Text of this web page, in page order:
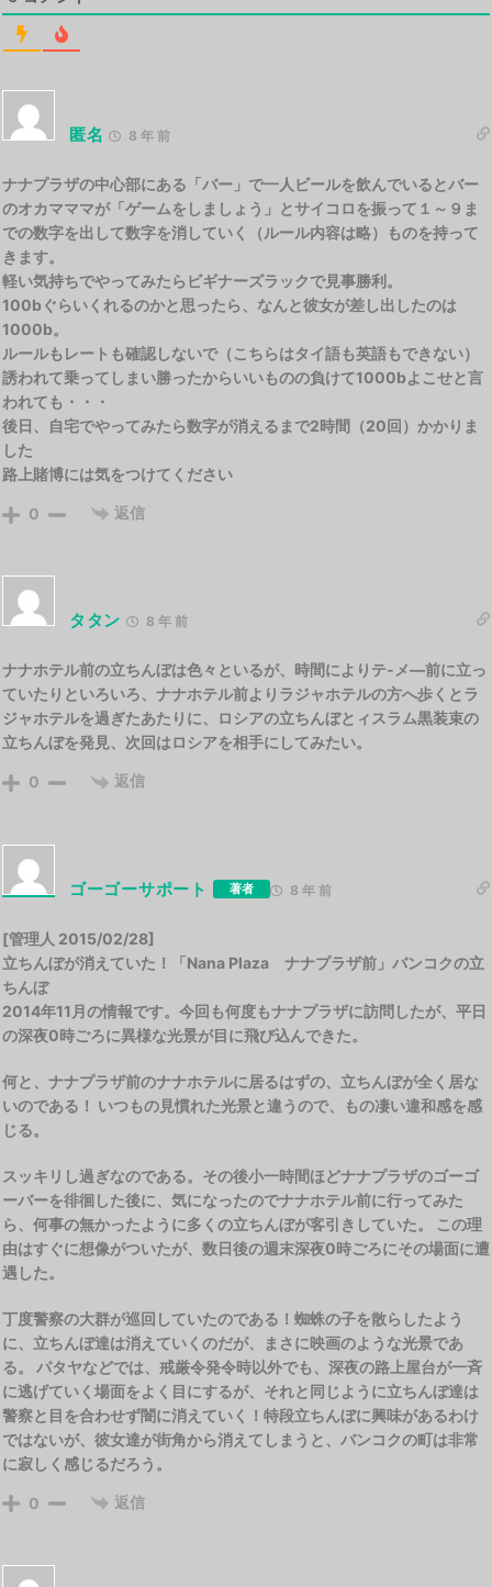
匿名 8 年 前
ナナプラザの中心部にある「バー」で一人ビールを飲んでいるとバー
のオカマママが「ゲームをしましょう」とサイコロを振って１～９ま
での数字を出して数字を消していく（ルール内容は略）ものを持って
きます。
軽い気持ちでやってみたらビギナーズラックで見事勝利。
100bぐらいくれるのかと思ったら、なんと彼女が差し出したのは
1000b。
ルールもレートも確認しないで（こちらはタイ語も英語もできない）
誘われて乗ってしまい勝ったからいいものの負けて1000bよこせと言
われても・・・
後日、自宅でやってみたら数字が消えるまで2時間（20回）かかりま
した
路上賭博には気をつけてください
0 返信
タタン 8 年 前
ナナホテル前の立ちんぼは色々といるが、時間によりテ‐メ―前に立っ
ていたりといろいろ、ナナホテル前よりラジャホテルの方へ歩くとラ
ジャホテルを過ぎたあたりに、ロシアの立ちんぼとィスラム黒装束の
立ちんぼを発見、次回はロシアを相手にしてみたい。
0 返信
ゴーゴーサポート 著者 8 年 前
[管理人 2015/02/28]
立ちんぼが消えていた！「Nana Plaza ナナプラザ前」バンコクの立
ちんぼ
2014年11月の情報です。今回も何度もナナプラザに訪問したが、平日
の深夜0時ごろに異様な光景が目に飛び込んできた。
何と、ナナプラザ前のナナホテルに居るはずの、立ちんぼが全く居な
いのである！ いつもの見慣れた光景と違うので、もの凄い違和感を感
じる。
スッキリし過ぎなのである。その後小一時間ほどナナプラザのゴーゴ
ーバーを徘徊した後に、気になったのでナナホテル前に行ってみた
ら、何事の無かったように多くの立ちんぼが客引きしていた。 この理
由はすぐに想像がついたが、数日後の週末深夜0時ごろにその場面に遭
遇した。
丁度警察の大群が巡回していたのである！蜘蛛の子を散らしたよう
に、立ちんぼ達は消えていくのだが、まさに映画のような光景であ
る。 パタヤなどでは、戒厳令発令時以外でも、深夜の路上屋台が一斉
に逃げていく場面をよく目にするが、それと同じように立ちんぼ達は
警察と目を合わせず闇に消えていく！特段立ちんぼに興味があるわけ
ではないが、彼女達が街角から消えてしまうと、バンコクの町は非常
に寂しく感じるだろう。
0 返信